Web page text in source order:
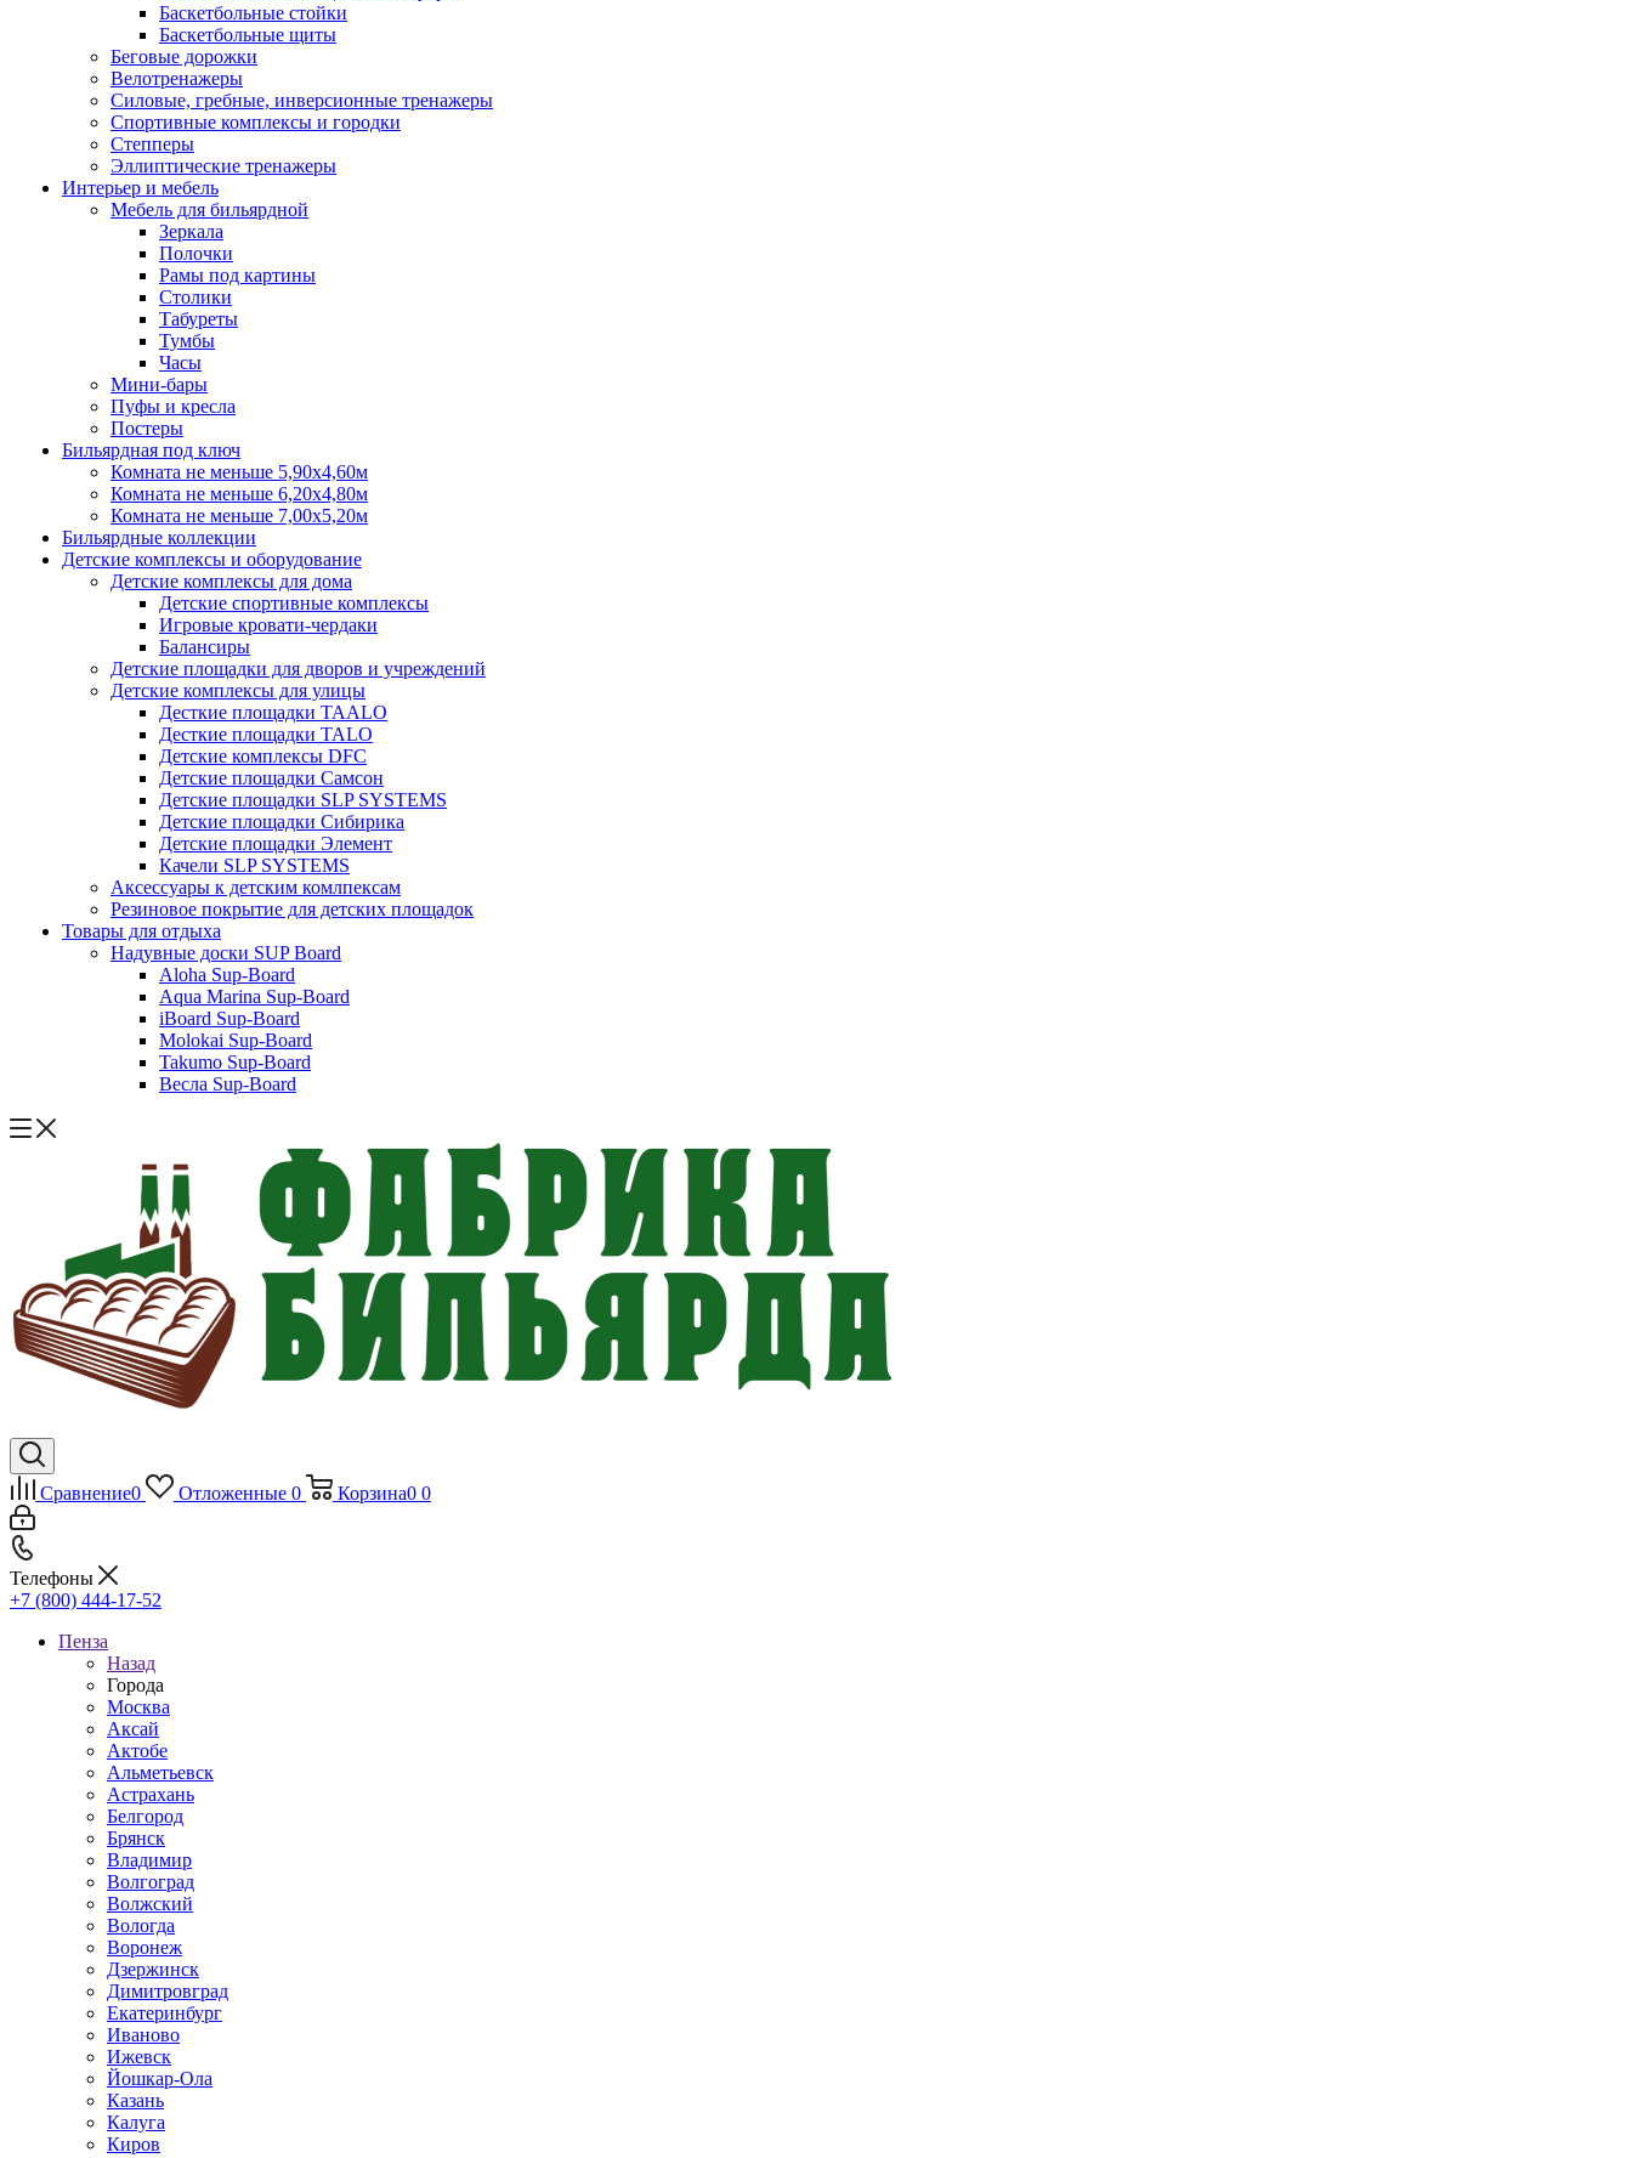
Баскетбольные стойки
Баскетбольные щиты
Беговые дорожки
Велотренажеры
Силовые, гребные, инверсионные тренажеры
Спортивные комплексы и городки
Степперы
Эллиптические тренажеры
Интерьер и мебель
Мебель для бильярдной
Зеркала
Полочки
Рамы под картины
Столики
Табуреты
Тумбы
Часы
Мини-бары
Пуфы и кресла
Постеры
Бильярдная под ключ
Комната не меньше 5,90х4,60м
Комната не меньше 6,20х4,80м
Комната не меньше 7,00х5,20м
Бильярдные коллекции
Детские комплексы и оборудование
Детские комплексы для дома
Детские спортивные комплексы
Игровые кровати-чердаки
Балансиры
Детские площадки для дворов и учреждений
Детские комплексы для улицы
Десткие площадки TAALO
Десткие площадки TALO
Детские комплексы DFC
Детские площадки Самсон
Детские площадки SLP SYSTEMS
Детские площадки Сибирика
Детские площадки Элемент
Качели SLP SYSTEMS
Аксессуары к детским комлпексам
Резиновое покрытие для детских площадок
Товары для отдыха
Надувные доски SUP Board
Aloha Sup-Board
Aqua Marina Sup-Board
iBoard Sup-Board
Molokai Sup-Board
Takumo Sup-Board
Весла Sup-Board
Сравнение0 Отложенные 0 Корзина0 0
Телефоны
+7 (800) 444-17-52
Пенза
Назад
Города
Москва
Аксай
Актобе
Альметьевск
Астрахань
Белгород
Брянск
Владимир
Волгоград
Волжский
Вологда
Воронеж
Дзержинск
Димитровград
Екатеринбург
Иваново
Ижевск
Йошкар-Ола
Казань
Калуга
Киров